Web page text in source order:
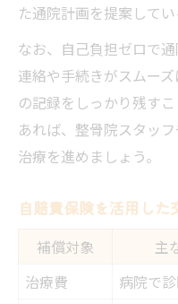
た通院計画を提案して
なお、自己負担ゼロで
連絡や手続きがスムー
の記録をしっかり残す
あれば、整骨院スタッ
治療を進めましょう。
自賠責保険を活用し
補償対象 主
治療費
病院で